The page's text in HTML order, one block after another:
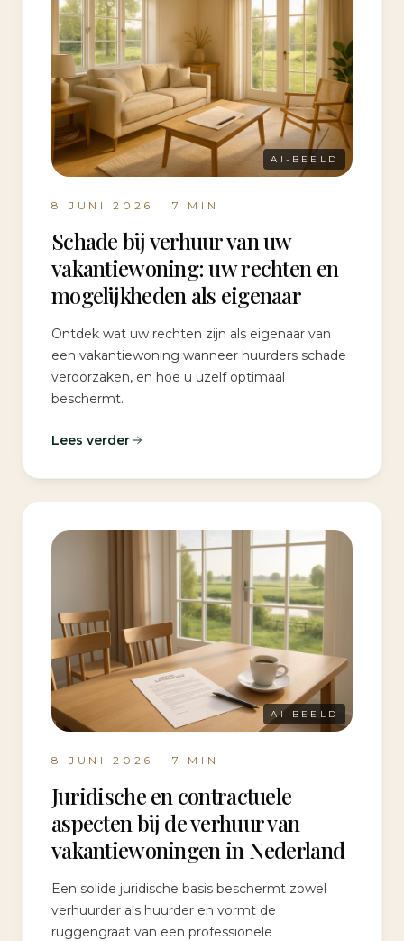
AI-BEELD
8 JUNI 2026 · 7 MIN
Schade bij verhuur van uw
vakantiewoning: uw rechten en
mogelijkheden als eigenaar
Ontdek wat uw rechten zijn als eigenaar van
een vakantiewoning wanneer huurders schade
veroorzaken, en hoe u uzelf optimaal
beschermt.
Lees verder
AI-BEELD
8 JUNI 2026 · 7 MIN
Juridische en contractuele
aspecten bij de verhuur van
vakantiewoningen in Nederland
Een solide juridische basis beschermt zowel
verhuurder als huurder en vormt de
ruggengraat van een professionele